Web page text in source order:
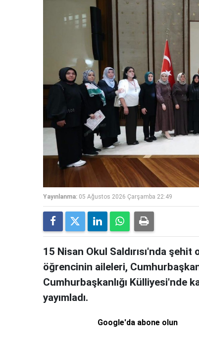
Yayınlanma: 05 Ağustos 2026 Çarşamba 22:49
15 Nisan Okul Saldırısı'nda
öğrencinin aileleri,
Cumhurbaşkanlığı Külliyesi'nde
yayımladı.
Google'da abone olun